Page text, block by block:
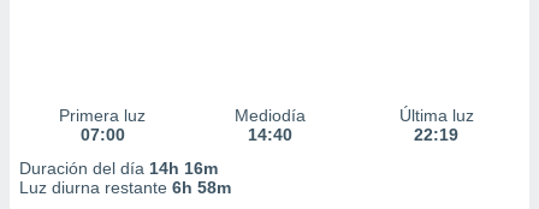
Primera luz
07:00
Mediodía
14:40
Última luz
22:19
Duración del día 14h 16m
Luz diurna restante 6h 58m